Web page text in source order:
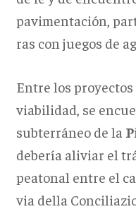
pavimentación,
ras con juegos de
Entre los
viabilidad, se
subterráneo de la P
debería aliviar el
peatonal entre el
via della